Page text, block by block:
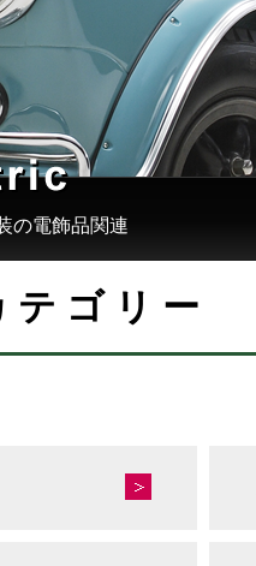
の電飾品関連
テゴリー